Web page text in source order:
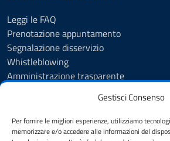
Gestisci Consenso
Per fornire le migliori esperienze, utilizziamo
memorizzare e/o accedere alle informazioni del
Leggi le FAQ
Prenotazione appuntamento
Segnalazione disservizio
Whistleblowing
Amministrazione trasparente
Albo Pretorio
Cookie Policy